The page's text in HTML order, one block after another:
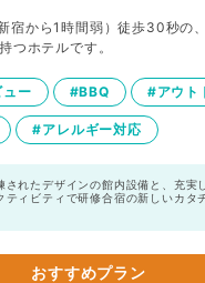
宿から1時間弱）徒歩30秒の
つホテルです。
ー #BBQ #アウト
#アレルギー対応
されたデザインの館内設備と、充実
ティビティで研修合宿の新しいカタ
おすすめプラン